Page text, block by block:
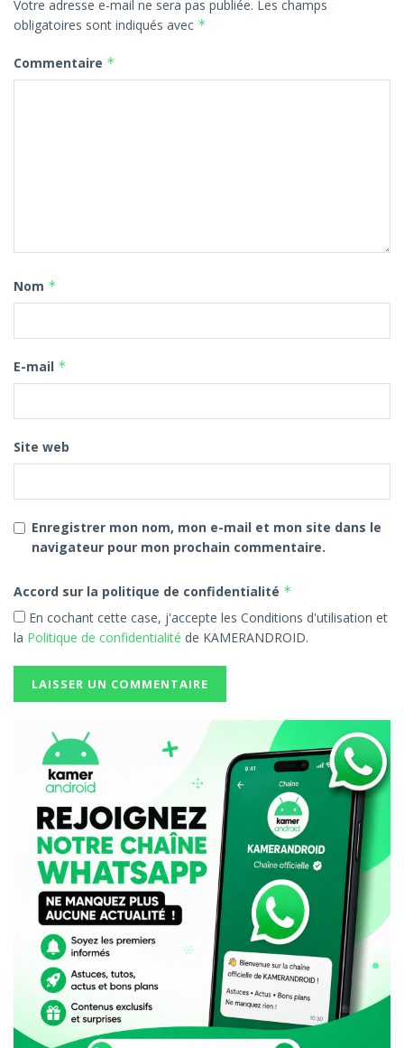
Votre adresse e-mail ne sera pas publiée. Les champs
obligatoires sont indiqués avec *
Commentaire *
Nom *
E-mail *
Site web
Enregistrer mon nom, mon e-mail et mon site dans le
navigateur pour mon prochain commentaire.
Accord sur la politique de confidentialité *
En cochant cette case, j'accepte les Conditions d'utilisation et
la Politique de confidentialité de KAMERANDROID.